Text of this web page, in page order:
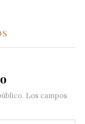
Los campos